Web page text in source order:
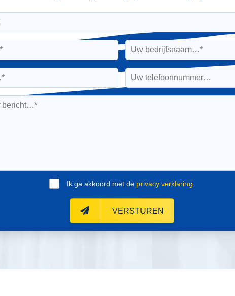
Ik ga akkoord met de privacy verklaring
VERSTUREN